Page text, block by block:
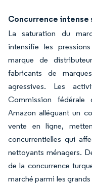
Concurrence intense
La saturation du
intensifie les
marque de
fabricants de
agressives. Les
Commission fédérale
Amazon alléguant un
vente en ligne,
concurrentielles qui
nettoyants ménagers.
de la concurrence
marché parmi les